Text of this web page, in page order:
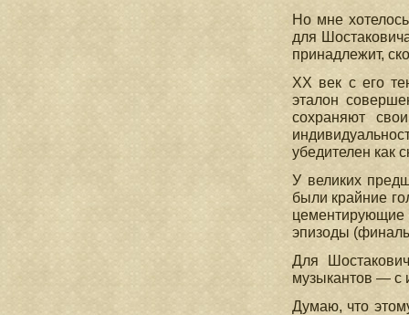
Но мне
для
принадлежит,
XX век с его
эталон
сохраняют
убедителен как
У великих
были крайние
эпизоды
Для
музыкантов — с
Думаю, что